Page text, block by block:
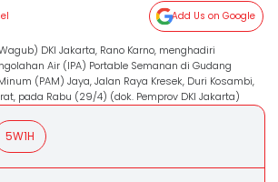
Add Us on Google
DKI Jakarta, Rano Karno, menghadiri
Air (IPA) Portable Semanan di Gudang
(PAM) Jaya, Jalan Raya Kresek, Duri Kosambi,
pada Rabu (29/4) (dok. Pemprov DKI Jakarta)
5W1H